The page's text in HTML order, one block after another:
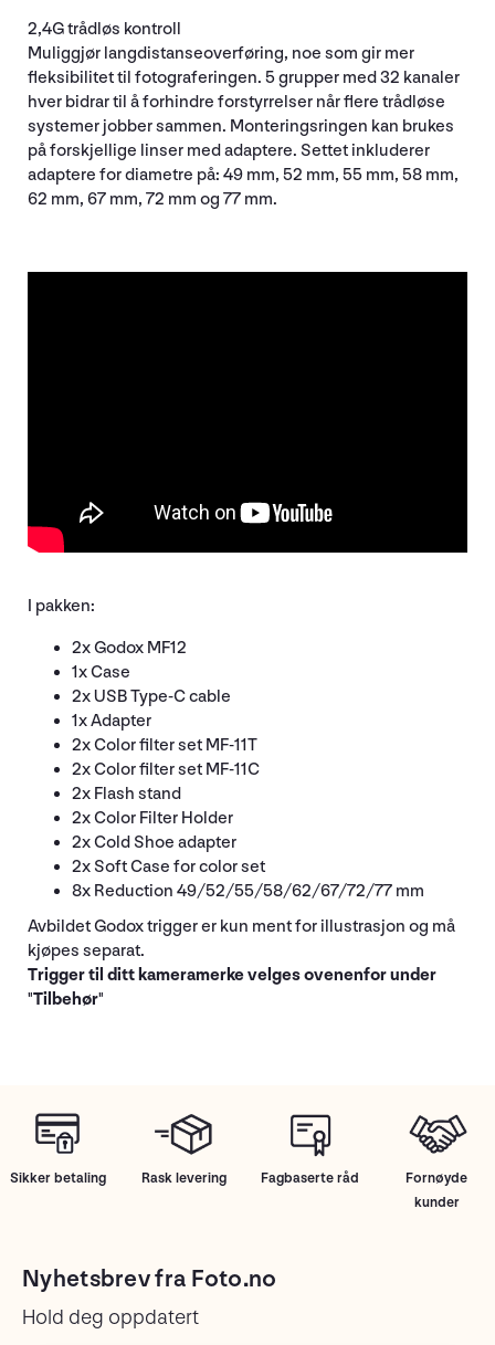
2,4G trådløs kontroll
Muliggjør langdistanseoverføring, noe som gir mer
fleksibilitet til fotograferingen. 5 grupper med 32 kanaler
hver bidrar til å forhindre forstyrrelser når flere trådløse
systemer jobber sammen. Monteringsringen kan brukes
på forskjellige linser med adaptere. Settet inkluderer
adaptere for diametre på: 49 mm, 52 mm, 55 mm, 58 mm,
62 mm, 67 mm, 72 mm og 77 mm.
I pakken:
2x Godox MF12
1x Case
2x USB Type-C cable
1x Adapter
2x Color filter set MF-11T
2x Color filter set MF-11C
2x Flash stand
2x Color Filter Holder
2x Cold Shoe adapter
2x Soft Case for color set
8x Reduction 49/52/55/58/62/67/72/77 mm
Avbildet Godox trigger er kun ment for illustrasjon og må
kjøpes separat.
Trigger til ditt kameramerke velges ovenenfor under
"Tilbehør"
Sikker betaling Rask levering Fagbaserte råd
Fornøyde
kunder
Nyhetsbrev fra Foto.no
Hold deg oppdatert